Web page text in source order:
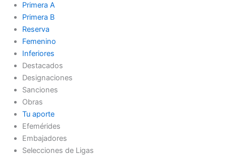
Primera A
Primera B
Reserva
Femenino
Inferiores
Destacados
Designaciones
Sanciones
Obras
Tu aporte
Efemérides
Embajadores
Selecciones de Ligas